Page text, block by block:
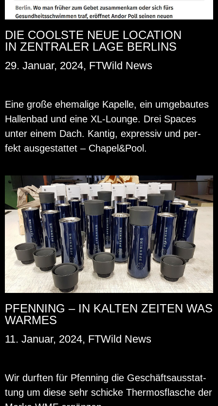
DIE COOLSTE NEUE LOCATION
IN ZENTRALER LAGE BERLINS
29. Januar, 2024, FTWild News
Eine große ehe­ma­li­ge Ka­pel­le, ein um­ge­bau­tes
Hal­len­bad und eine XL-Lounge. Drei Spaces
unter einem Dach. Kan­tig, ex­pres­siv und per­
fekt aus­ge­stat­tet – Cha­pel&Pool.
PFENNING – IN KALTEN ZEITEN WAS
WARMES
11. Januar, 2024, FTWild News
Wir durf­ten für Pfen­ning die Ge­schäfts­aus­stat­
tung um diese sehr schi­cke Ther­mos­fla­sche der